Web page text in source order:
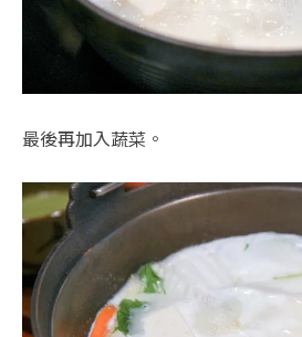
最後再加入蔬菜。